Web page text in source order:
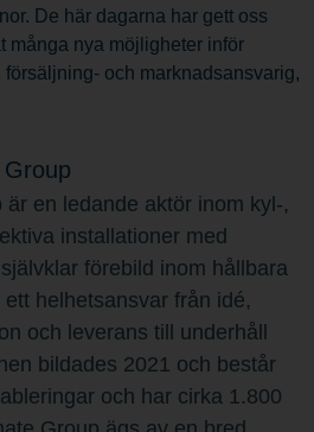
De här dagarna har gett oss
många nya möjligheter inför
och marknadsansvarig,
en ledande aktör inom kyl-,
installationer med
förebild inom hållbara
helhetsansvar från idé,
och leverans till underhåll
bildades 2021 och består
och har cirka 1.800